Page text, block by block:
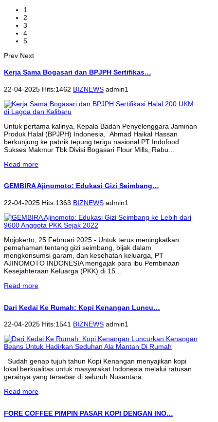
1
2
3
4
5
Prev Next
Kerja Sama Bogasari dan BPJPH Sertifikas…
22-04-2025 Hits:1462 BIZNEWS admin1
Untuk pertama kalinya, Kepala Badan Penyelenggara Jaminan
Produk Halal (BPJPH) Indonesia, Ahmad Haikal Hassan
berkunjung ke pabrik tepung terigu nasional PT Indofood
Sukses Makmur Tbk Divisi Bogasari Flour Mills, Rabu...
Read more
GEMBIRA Ajinomoto: Edukasi Gizi Seimbang…
22-04-2025 Hits:1363 BIZNEWS admin1
Mojokerto, 25 Februari 2025 - Untuk terus meningkatkan
pemahaman tentang gizi seimbang, bijak dalam
mengkonsumsi garam, dan kesehatan keluarga, PT
AJINOMOTO INDONESIA mengajak para ibu Pembinaan
Kesejahteraan Keluarga (PKK) di 15...
Read more
Dari Kedai Ke Rumah: Kopi Kenangan Luncu…
22-04-2025 Hits:1541 BIZNEWS admin1
Sudah genap tujuh tahun Kopi Kenangan menyajikan kopi
lokal berkualitas untuk masyarakat Indonesia melalui ratusan
gerainya yang tersebar di seluruh Nusantara.
Read more
FORE COFFEE PIMPIN PASAR KOPI DENGAN INO…